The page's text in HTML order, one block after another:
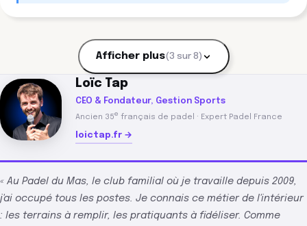
Afficher plus(3 sur 8)
« Au Padel du Mas, le club familial où je travaille depuis 2009,
j'ai occupé tous les postes. Je connais ce métier de l'intérieur
: les terrains à remplir, les pratiquants à fidéliser. Comme
Loïc Tap
CEO & Fondateur, Gestion Sports
Ancien 35e français de padel · Expert Padel France
loictap.fr →